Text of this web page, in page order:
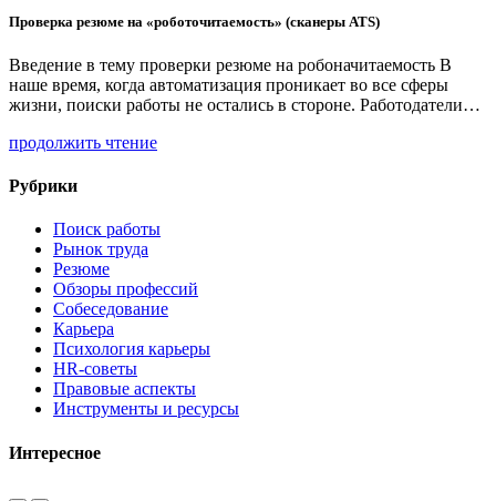
Проверка резюме на «роботочитаемость» (сканеры ATS)
Введение в тему проверки резюме на робоначитаемость В
наше время, когда автоматизация проникает во все сферы
жизни, поиски работы не остались в стороне. Работодатели…
продолжить чтение
Рубрики
Поиск работы
Рынок труда
Резюме
Обзоры профессий
Собеседование
Карьера
Психология карьеры
HR-советы
Правовые аспекты
Инструменты и ресурсы
Интересное